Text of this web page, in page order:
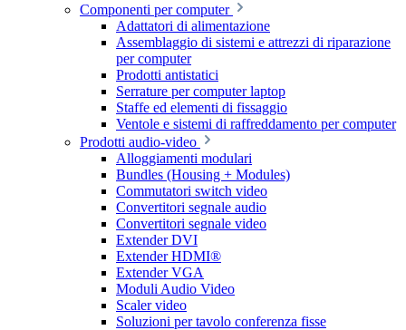
Componenti per computer
Adattatori di alimentazione
Assemblaggio di sistemi e attrezzi di riparazione
per computer
Prodotti antistatici
Serrature per computer laptop
Staffe ed elementi di fissaggio
Ventole e sistemi di raffreddamento per computer
Prodotti audio-video
Alloggiamenti modulari
Bundles (Housing + Modules)
Commutatori switch video
Convertitori segnale audio
Convertitori segnale video
Extender DVI
Extender HDMI®
Extender VGA
Moduli Audio Video
Scaler video
Soluzioni per tavolo conferenza fisse